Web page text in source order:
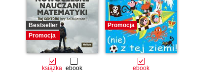
Bestseller
Promocja
książka ebook
Promocja
ebook